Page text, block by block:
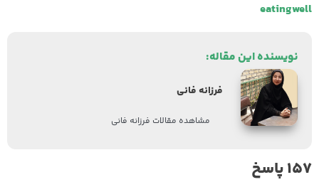
eatingwell
نویسنده این مقاله:
فرزانه فانی
مشاهده مقالات فرزانه فانی
157 پاسخ